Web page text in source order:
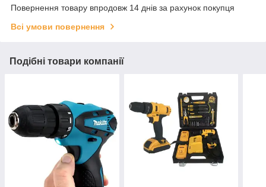
Повернення товару впродовж 14 днів за рахунок покупця
Всі умови повернення
Подібні товари компанії